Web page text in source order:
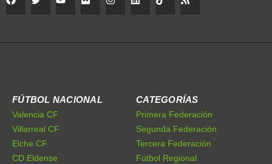
FÚTBOL NACIONAL
Valencia CF
Villarreal CF
Elche CF
CD Eldense
CATEGORÍAS
Primera Federación
Segunda Federación
Tercera Federación
Fútbol Regional